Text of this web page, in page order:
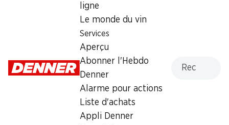
ligne
Le monde du vin
Services
Aperçu
Abonner l'Hebdo
Denner
Alarme pour actions
Liste d'achats
Appli Denner
Mercredi